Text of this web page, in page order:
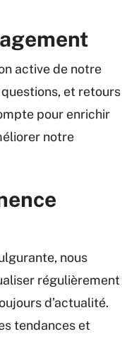
active de notre
et retours
pour enrichir
notre
nous
régulièrement
d’actualité.
tendances et